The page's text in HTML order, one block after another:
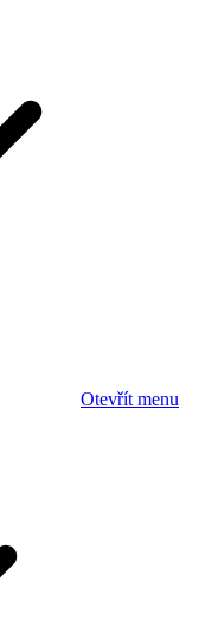
Otevřít menu